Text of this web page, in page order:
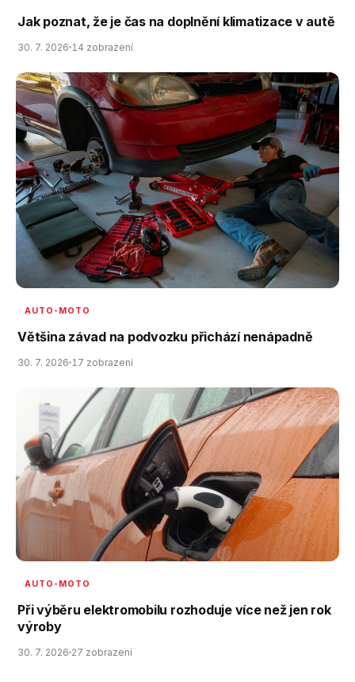
Jak poznat, že je čas na doplnění klimatizace v autě
30. 7. 2026 14 zobrazení
AUTO-MOTO
Většina závad na podvozku přichází nenápadně
30. 7. 2026 17 zobrazení
AUTO-MOTO
Při výběru elektromobilu rozhoduje více než jen rok
výroby
30. 7. 2026 27 zobrazení